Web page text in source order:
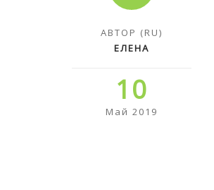
АВТОР (RU)
ЕЛЕНА
10
Май 2019